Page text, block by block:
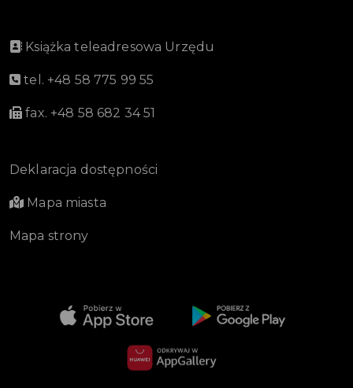
Książka teleadresowa Urzędu
tel. +48 58 775 99 55
fax. +48 58 682 34 51
Deklaracja dostępności
Mapa miasta
Mapa strony